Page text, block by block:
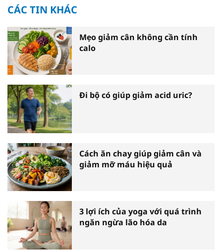
CÁC TIN KHÁC
Mẹo giảm cân không cần tính
calo
Đi bộ có giúp giảm acid uric?
Cách ăn chay giúp giảm cân và
giảm mỡ máu hiệu quả
3 lợi ích của yoga với quá trình
ngăn ngừa lão hóa da